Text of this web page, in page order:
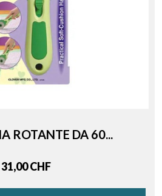
ROTANTE DA 60...
Price
31,00 CHF